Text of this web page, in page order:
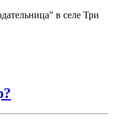
в селе Три